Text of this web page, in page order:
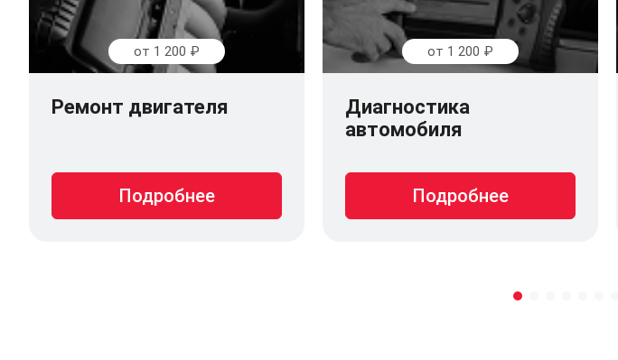
от 1 200 ₽
Ремонт двигателя
Подробнее
от 1 200 ₽
Диагностика
автомобиля
Подробнее